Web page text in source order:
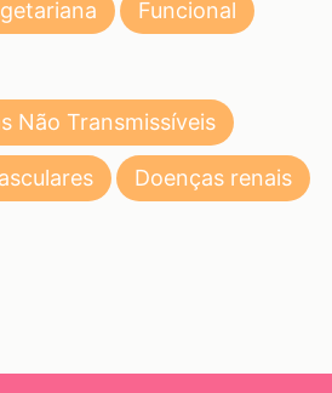
Funcional
Não Transmissíveis
Doenças renais